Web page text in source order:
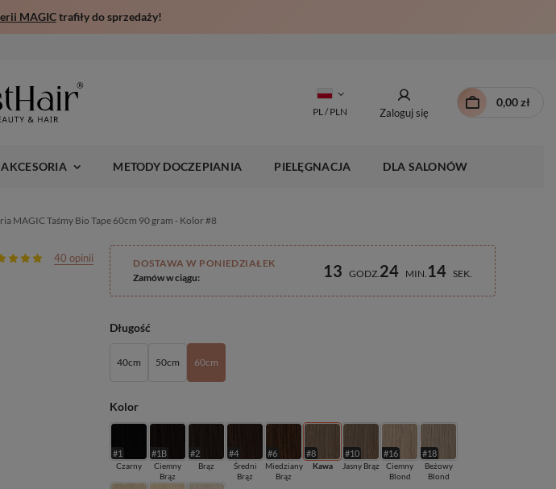
MAGICtrafiły do sprzedaży!
PL / PLN Zaloguj się
0,00 zł
AKCESORIA METODY DOCZEPIANIA PIELĘGNACJA DLA SALONÓW
MAGIC Taśmy Bio Tape 60cm 90 gram - Kolor #8
40 opinii
DOSTAWA W PONIEDZIAŁEK
Zamów w ciągu:
13 GODZ 24 MIN 13 SEK
Długość
40cm 50cm 60cm
Kolor
#1
Czarny
#1B
Ciemny
Brąz
#2
Brąz
#4
Średni
Brąz
#6
Miedziany
Brąz
#8
Kawa
#10
Jasny Brąz
#16
Ciemny
Blond
#18
Beżowy
Blond